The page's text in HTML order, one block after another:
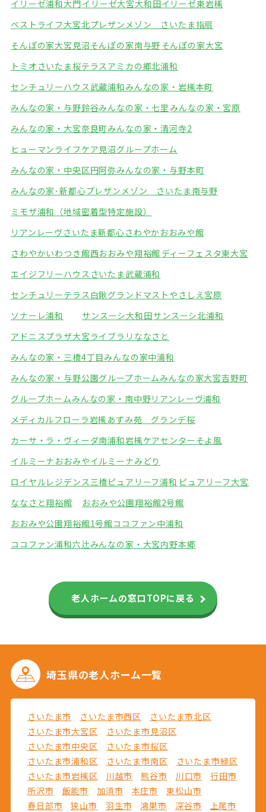
イリーゼ浦和大門イリーゼ大宮大和田イリーゼ東岩槻
ベストライフ大宮北プレザンメゾン さいたま指扇
そんぽの家大宮見沼そんぽの家南与野 そんぽの家大宮
トミオさいたま桜テラス アミカの郷北浦和
センチュリーハウス武蔵浦和みんなの家・岩槻本町
みんなの家・与野鈴谷みんなの家・七里 みんなの家・宮原
みんなの家・大宮奈良町みんなの家・清河寺2
ヒューマンライフケア見沼グループホーム
みんなの家・中央区円阿弥みんなの家・与野本町
みんなの家･新都心プレザンメゾン さいたま南与野
ミモザ浦和（地域密着型特定施設）
リアンレーヴさいたま新都心さわやかおおみや館
さわやかいわつき館西おおみや翔裕館 ディーフェスタ東大宮
エイジフリーハウスさいたま武蔵浦和
センチュリーテラス白鍬グランドマストやさしえ宮原
ソナーレ浦和
サンスーシ大和田サンスーシ北浦和
アドニスプラザ大宮ライブラリななさと
みんなの家・三橋4丁目みんなの家中浦和
みんなの家・与野公園グループホームみんなの家大宮吉野町
グループホームみんなの家・南中野リアンレーヴ浦和
メディカルフローラ岩槻 あずみ苑 グランデ桜
カーサ・ラ・ヴィーダ南浦和岩槻ケアセンターそよ風
イルミーナおおみやイルミーナみどり
ロイヤルレジデンス三橋ピュアリーフ浦和 ピュアリーフ大宮
ななさと翔裕館
おおみや公園翔裕館2号館
おおみや公園翔裕館1号館ココファン中浦和
ココファン浦和六辻みんなの家・大宮内野本郷
老人ホームの窓口TOPに戻る
埼玉県の老人ホーム一覧
さいたま市 さいたま市西区
さいたま市北区
さいたま市大宮区
さいたま市見沼区
さいたま市中央区
さいたま市桜区
さいたま市浦和区
さいたま市南区
さいたま市緑区
さいたま市岩槻区
川越市 熊谷市 川口市
行田市
所沢市
飯能市 加須市 本庄市
東松山市
春日部市
狭山市 羽生市 鴻巣市 深谷市
上尾市